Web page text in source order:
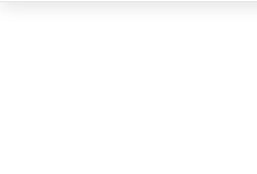
Search Button